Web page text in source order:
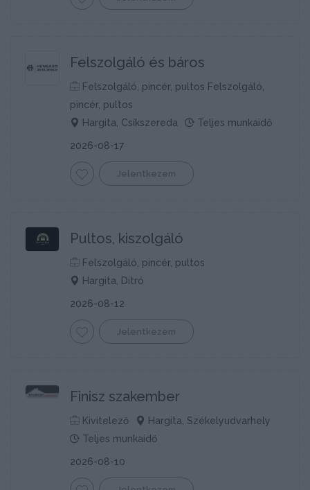
Felszolgáló és báros
Felszolgáló, pincér, pultos Felszolgáló,
pincér, pultos
Hargita, Csíkszereda
Teljes munkaidő
2026-08-17
Jelentkezem
Pultos, kiszolgáló
Felszolgáló, pincér, pultos
Hargita, Ditró
2026-08-12
Jelentkezem
Finisz szakember
Kivitelező
Hargita, Székelyudvarhely
Teljes munkaidő
2026-08-10